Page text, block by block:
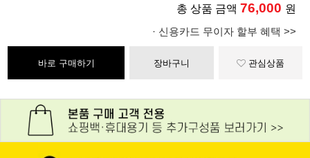
총 상품 금액 76,000 원
· 신용카드 무이자 할부 혜택 >>
바로 구매하기 장바구니 관심상품